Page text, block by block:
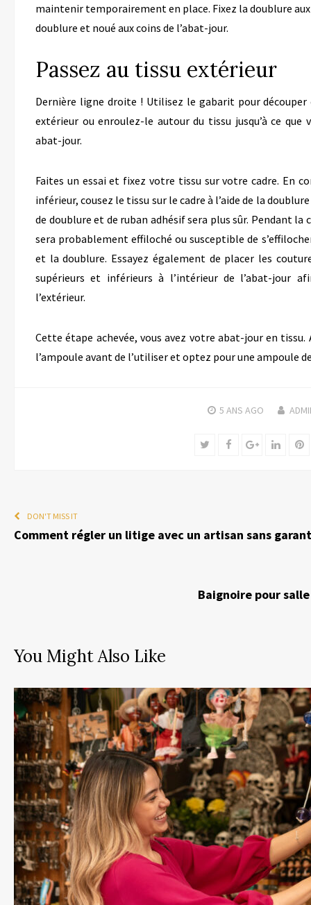
maintenir temporairement en place. Fixez la doublure aux
doublure et noué aux coins de l’abat-jour.
Passez au tissu extérieur
Dernière ligne droite ! Utilisez le gabarit pour découper
extérieur ou enroulez-le autour du tissu jusqu’à ce
abat-jour.
Faites un essai et fixez votre tissu sur votre cadre. En
inférieur, cousez le tissu sur le cadre à l’aide de la
de doublure et de ruban adhésif sera plus sûr. Pendant
sera probablement effiloché ou susceptible de
et la doublure. Essayez également de placer les
supérieurs et inférieurs à l’intérieur de l’abat-jour
l’extérieur.
Cette étape achevée, vous avez votre abat-jour en tissu.
l’ampoule avant de l’utiliser et optez pour une ampoule
5 ANS AGO
TwitterFacebookGoogle+
DON'T MISS IT
Comment régler un litige avec un artisan sans
Baignoire pour
You Might Also Like